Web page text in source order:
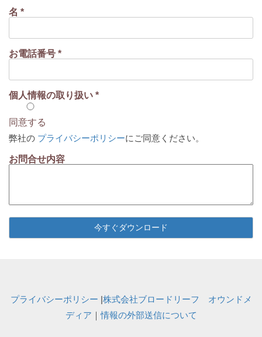
名 *
お電話番号 *
個人情報の取り扱い *
同意する
弊社の プライバシーポリシーにご同意ください。
お問合せ内容
プライバシーポリシー |株式会社ブロードリーフ オウンドメ
ディア ｜情報の外部送信について